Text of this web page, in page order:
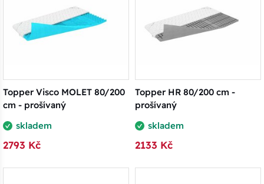
Topper Visco MOLET 80/200
cm - prošívaný
skladem
2793 Kč
Topper HR 80/200 cm -
prošívaný
skladem
2133 Kč